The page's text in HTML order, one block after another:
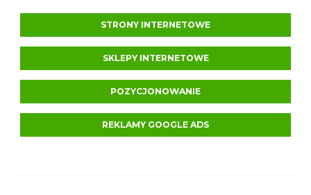
STRONY INTERNETOWE
SKLEPY INTERNETOWE
POZYCJONOWANIE
REKLAMY GOOGLE ADS